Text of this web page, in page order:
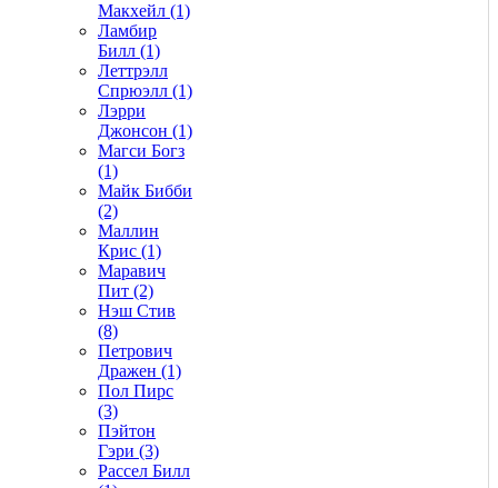
Макхейл (1)
Ламбир
Билл (1)
Леттрэлл
Спрюэлл (1)
Лэрри
Джонсон (1)
Магси Богз
(1)
Майк Бибби
(2)
Маллин
Крис (1)
Маравич
Пит (2)
Нэш Стив
(8)
Петрович
Дражен (1)
Пол Пирс
(3)
Пэйтон
Гэри (3)
Рассел Билл